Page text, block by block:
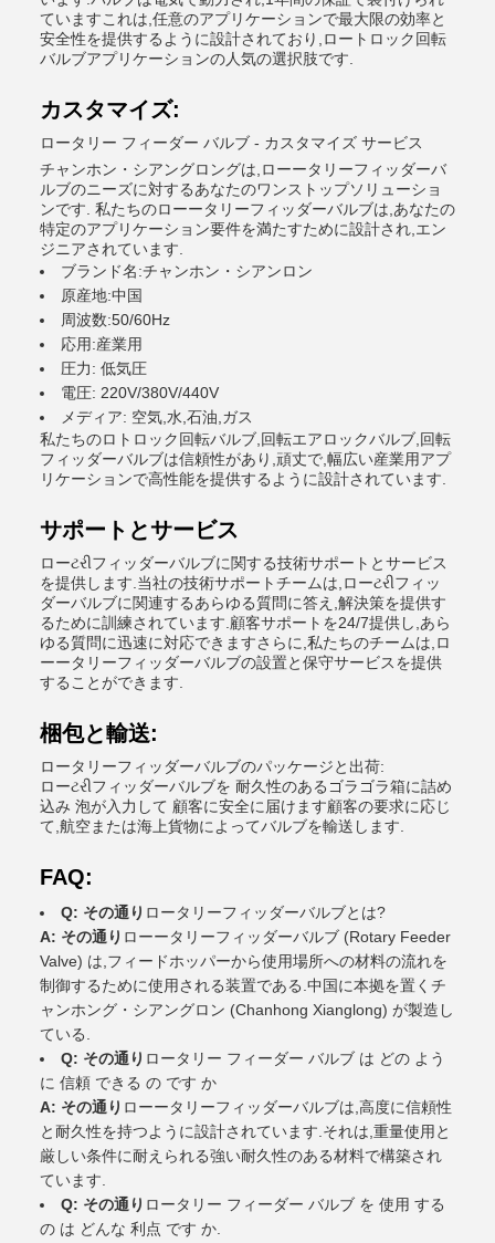
ていますこれは,任意のアプリケーションで最大限の効率と
安全性を提供するように設計されており,ロートロック回転
バルブアプリケーションの人気の選択肢です.
カスタマイズ:
ロータリー フィーダー バルブ - カスタマイズ サービス
チャンホン・シアングロングは,ローータリーフィッダーバ
ルブのニーズに対するあなたのワンストップソリューショ
ンです. 私たちのローータリーフィッダーバルブは,あなたの
特定のアプリケーション要件を満たすために設計され,エン
ジニアされています.
ブランド名:チャンホン・シアンロン
原産地:中国
周波数:50/60Hz
応用:産業用
圧力: 低気圧
電圧: 220V/380V/440V
メディア: 空気,水,石油,ガス
私たちのロトロック回転バルブ,回転エアロックバルブ,回転
フィッダーバルブは信頼性があり,頑丈で,幅広い産業用アプ
リケーションで高性能を提供するように設計されています.
サポートとサービス
ローટરીフィッダーバルブに関する技術サポートとサービス
を提供します.当社の技術サポートチームは,ローટરીフィッ
ダーバルブに関連するあらゆる質問に答え,解決策を提供す
るために訓練されています.顧客サポートを24/7提供し,あら
ゆる質問に迅速に対応できますさらに,私たちのチームは,ロ
ーータリーフィッダーバルブの設置と保守サービスを提供
することができます.
梱包と輸送:
ロータリーフィッダーバルブのパッケージと出荷:
ローટરીフィッダーバルブを 耐久性のあるゴラゴラ箱に詰め
込み 泡が入力して 顧客に安全に届けます顧客の要求に応じ
て,航空または海上貨物によってバルブを輸送します.
FAQ:
Q: その通り ロータリーフィッダーバルブとは?
A: その通り ローータリーフィッダーバルブ (Rotary Feeder
Valve) は,フィードホッパーから使用場所への材料の流れを
制御するために使用される装置である.中国に本拠を置くチ
ャンホング・シアングロン (Chanhong Xianglong) が製造し
ている.
Q: その通り ロータリー フィーダー バルブ は どの よう
に 信頼 できる の です か
A: その通り ローータリーフィッダーバルブは,高度に信頼性
と耐久性を持つように設計されています.それは,重量使用と
厳しい条件に耐えられる強い耐久性のある材料で構築され
ています.
Q: その通り ロータリー フィーダー バルブ を 使用 する
の は どんな 利点 です か.